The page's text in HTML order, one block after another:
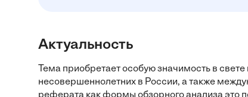
Актуальность
Тема приобретает особую значимость в
несовершеннолетних в России, а также